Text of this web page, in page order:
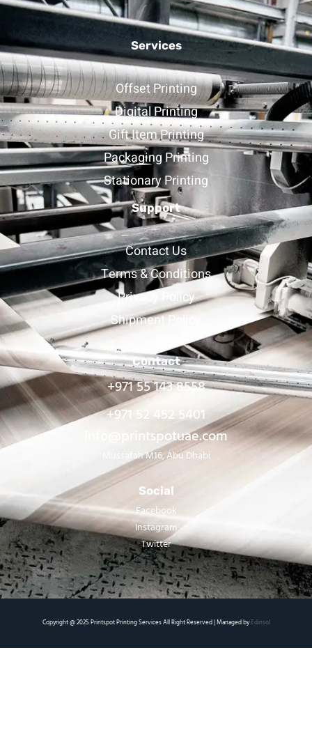
Services
Offset Printing
Digital Printing
Gift Item Printing
Packaging Printing
Stationary Printing
Support
Contact Us
Terms & Conditions
Privacy Policy
Shipment Policy
Contact
+971 55 143 8558
+971 52 452 5401
info@printspotuae.com
Mussafah M16, Abu Dhabi
Social
Facebook
Instagram
Twitter
Copyright @ 2025 Printspot Printing Services All Right Reserved | Managed byEdinsol